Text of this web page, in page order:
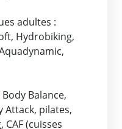
adultes :
Hydrobiking,
Balance,
Attack, pilates,
(cuisses